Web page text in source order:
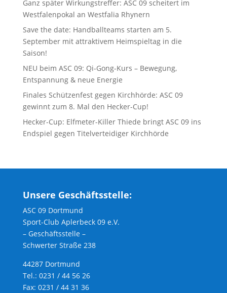
Ganz später Wirkungstreffer: ASC 09 scheitert im
Westfalenpokal an Westfalia Rhynern
Save the date: Handballteams starten am 5.
September mit attraktivem Heimspieltag in die
Saison!
NEU beim ASC 09: Qi-Gong-Kurs – Bewegung,
Entspannung & neue Energie
Finales Schützenfest gegen Kirchhörde: ASC 09
gewinnt zum 8. Mal den Hecker-Cup!
Hecker-Cup: Elfmeter-Killer Thiede bringt ASC 09 ins
Endspiel gegen Titelverteidiger Kirchhörde
Unsere Geschäftsstelle:
ASC 09 Dortmund
Sport-Club Aplerbeck 09 e.V.
– Geschäftsstelle –
Schwerter Straße 238
44287 Dortmund
Tel.: 0231 / 44 56 26
Fax: 0231 / 44 31 36